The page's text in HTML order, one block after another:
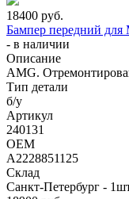
18400 руб.
Бампер передний для
- в наличии
Описание
AMG.
Тип детали
б/у
Артикул
240131
OEM
A2228851125
Склад
Санкт-Петербург -